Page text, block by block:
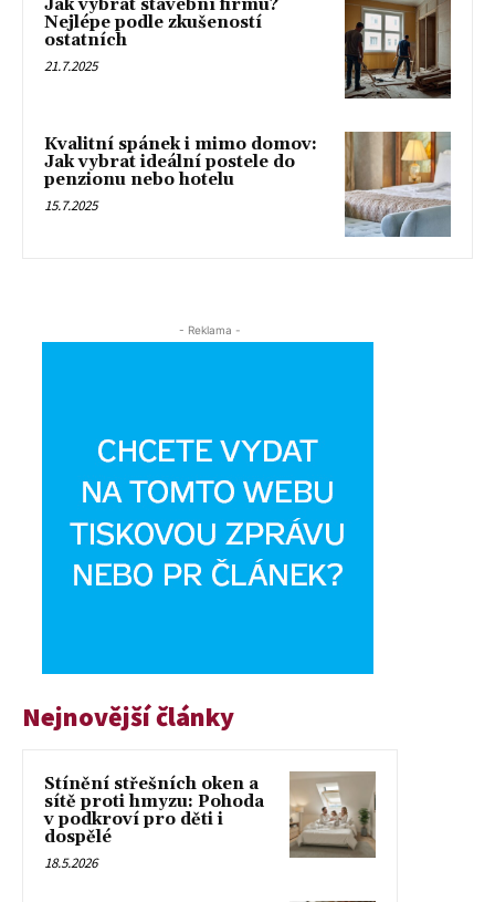
Jak vybrat stavební firmu?
Nejlépe podle zkušeností
ostatních
21.7.2025
Kvalitní spánek i mimo domov:
Jak vybrat ideální postele do
penzionu nebo hotelu
15.7.2025
- Reklama -
Nejnovější články
Stínění střešních oken a
sítě proti hmyzu: Pohoda
v podkroví pro děti i
dospělé
18.5.2026